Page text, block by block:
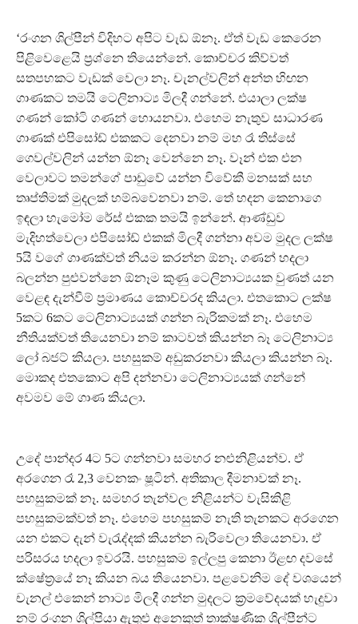
‘රංගන ශිල්පීන් විදිහට අපිට වැඩ ඕනෑ. ඒත් වැඩ කෙරෙන
පිළිවෙළෙයි ප්‍රශ්නෙ තියෙන්නේ. කොච්චර කිව්වත්
සතපහකට වැඩක් වෙලා නෑ. චැනල්වලින් අන්ත හිඟන
ගාණකට තමයි ටෙලිනාට්‍ය මිලදී ගන්නේ. එයාලා ලක්ෂ
ගණන් කෝටි ගණන් හොයනවා. එහෙම නැතුව සාධාරණ
ගාණක් එපිසෝඩ් එකකට දෙනවා නම් මහ රෑ තිස්සේ
ගෙවල්වලින් යන්න ඕනෑ වෙන්නෙ නෑ. වෑන් එක එන
වෙලාවට තමන්ගේ පාඩුවේ යන්න විවේකී මනසක් සහ
තෘප්තිමක් මුදලක් හම්බවෙනවා නම්. තේ හදන කෙනාගෙ
ඉඳලා හැමෝම රේස් එකක තමයි ඉන්නේ. ආණ්ඩුව
මැදිහත්වෙලා එපිසෝඩ් එකක් මිලදී ගන්නා අවම මුදල ලක්ෂ
5යි වගේ ගාණක්වත් නියම කරන්න ඕනෑ. ගණන් හදලා
බලන්න පුළුවන්නෙ ඕනෑම කුණු ටෙලිනාට්‍යයක වුණත් යන
වෙළඳ දැන්වීම් ප්‍රමාණය කොච්චරද කියලා. එතකොට ලක්ෂ
5කට 6කට ටෙලිනාට්‍යයක් ගන්න බැරිකමක් නෑ. එහෙම
නීතියක්වත් තියෙනවා නම් කාටවත් කියන්න බෑ ටෙලිනාට්‍ය
ලෝ බජට් කියලා. පහසුකම් අඩුකරනවා කියලා කියන්න බෑ.
මොකද එතකොට අපි දන්නවා ටෙලිනාට්‍යයක් ගන්නේ
අවමව මේ ගාණ කියලා.
උදේ පාන්දර 4ට 5ට ගන්නවා සමහර නළුනිළියන්ව. ඒ
අරගෙන රෑ 2,3 වෙනකං ෂූටින්. අතිකාල දීමනාවක් නෑ.
පහසුකමක් නෑ. සමහර තැන්වල නිළියන්ට වැසිකිළි
පහසුකමක්වත් නෑ. එහෙම පහසුකම් නැති තැනකට අරගෙන
යන එකට දැන් වැරැද්දක් කියන්න බැරිවෙලා තියෙනවා. ඒ
පරිසරය හදලා ඉවරයි. පහසුකම ඉල්ලපු කෙනා ඊළඟ දවසේ
ක්ෂේත්‍රයේ නෑ කියන බය තියෙනවා. පළවෙනිම දේ වශයෙන්
චැනල් එකෙන් නාට්‍ය මිලදී ගන්න මුදලට ක්‍රමවේදයක් හැදුවා
නම් රංගන ශිල්පියා ඇතුළු අනෙකුත් තාක්ෂණික ශිල්පීන්ට